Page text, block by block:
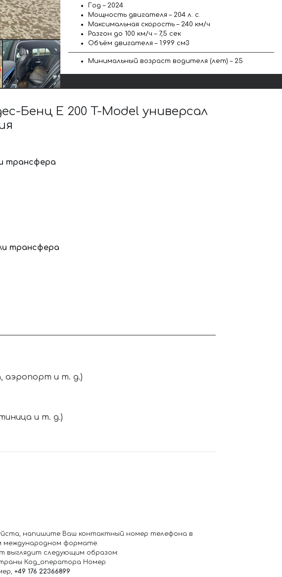
Год – 2024
Мощность двигателя – 204 л. с.
Максимальная скорость – 240 км/ч
Разгон до 100 км/ч – 7,5 сек
Объём двигателя – 1.999 см3
Минимальный возраст водителя (лет) – 25
Бенц E 200 T-Model универсал
трансфера
трансфера
аэропорт и т. д.)
и т. д.)
напишите Ваш контактный номер телефона в
международном формате.
выглядит следующим образом:
Код_оператора Номер
+49 176 22366899